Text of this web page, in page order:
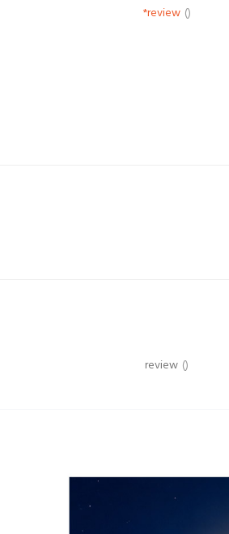
*review ()
review ()